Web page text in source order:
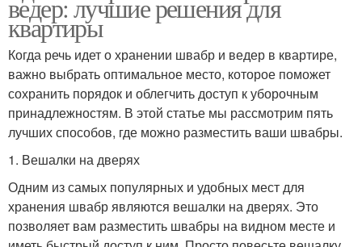
ведер: лучшие решения для
квартиры
Когда речь идет о хранении швабр и ведер в квартире,
важно выбрать оптимальное место, которое поможет
сохранить порядок и облегчить доступ к уборочным
принадлежностям. В этой статье мы рассмотрим пять
лучших способов, где можно разместить ваши швабры.
1. Вешалки на дверях
Одним из самых популярных и удобных мест для
хранения швабр являются вешалки на дверях. Это
позволяет вам разместить швабры на видном месте и